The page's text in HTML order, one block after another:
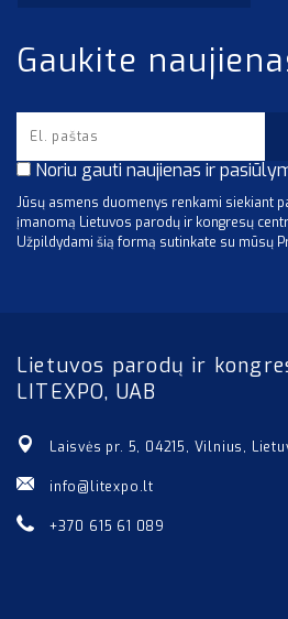
Gaukite
Noriu gauti naujienas ir
Jūsų asmens duomenys renkami siekiant
įmanomą Lietuvos parodų ir kongresų
Užpildydami šią formą sutinkate su mūsų
Lietuvos parodų ir
LITEXPO, UAB
Laisvės pr. 5, 04215, Vilnius,
info@litexpo.lt
+370 615 61 089